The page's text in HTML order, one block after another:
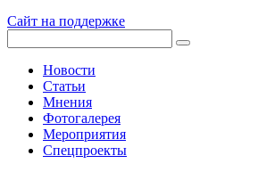
Сайт на поддержке
Новости
Статьи
Мнения
Фотогалерея
Мероприятия
Спецпроекты